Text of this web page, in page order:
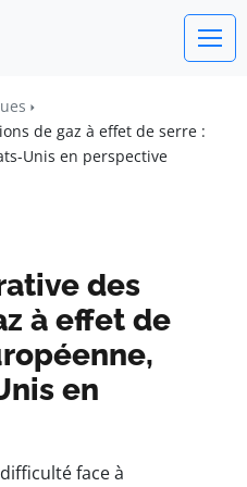
de gaz à effet de serre :
Unis en perspective
des
à effet de
en
face à